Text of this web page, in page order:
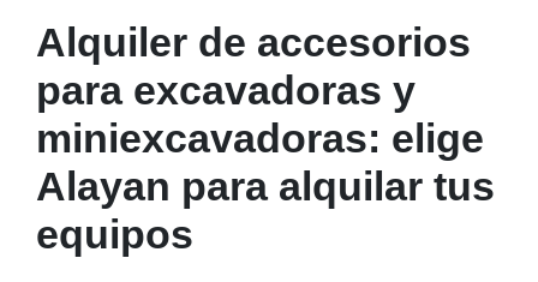
Alquiler de accesorios
para excavadoras y
miniexcavadoras: elige
Alayan para alquilar tus
equipos